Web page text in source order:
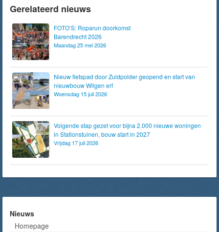
Gerelateerd nieuws
FOTO’S: Roparun doorkomst
Barendrecht 2026
Maandag 25 mei 2026
Nieuw fietspad door Zuidpolder geopend en start van
nieuwbouw Wilgen erf
Woensdag 15 juli 2026
Volgende stap gezet voor bijna 2.000 nieuwe woningen
in Stationstuinen, bouw start in 2027
Vrijdag 17 juli 2026
Nieuws
Homepage